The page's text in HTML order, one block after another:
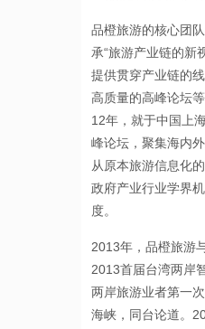
品橙旅游的核心团
承“旅游产业链的新
提供贯穿产业链的
高质量的高峰论坛
12年，就于中国上
峰论坛，聚集海内
从原本旅游信息化
政府产业行业学界
度。
2013年，品橙旅游
2013首届台湾两岸
两岸旅游业者第一
海峡，同台论道。